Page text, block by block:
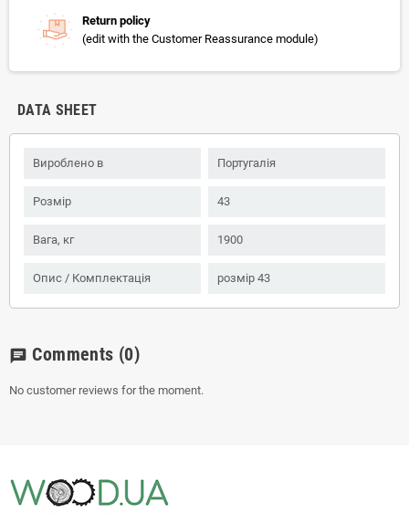
Return policy
(edit with the Customer Reassurance module)
DATA SHEET
Вироблено в Португалія
Розмір 43
Вага, кг 1900
Опис / Комплектація розмір 43
chat Comments (0)
No customer reviews for the moment.